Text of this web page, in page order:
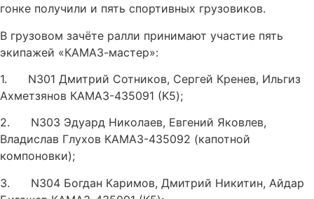
гонке получили и пять спортивных грузовиков.
В грузовом зачёте ралли принимают участие пять
экипажей «КАМАЗ-мастер»:
1. N301 Дмитрий Сотников, Сергей Кренев, Ильгиз
Ахметзянов КАМАЗ-435091 (K5);
2. N303 Эдуард Николаев, Евгений Яковлев,
Владислав Глухов КАМАЗ-435092 (капотной
компоновки);
3. N304 Богдан Каримов, Дмитрий Никитин, Айдар